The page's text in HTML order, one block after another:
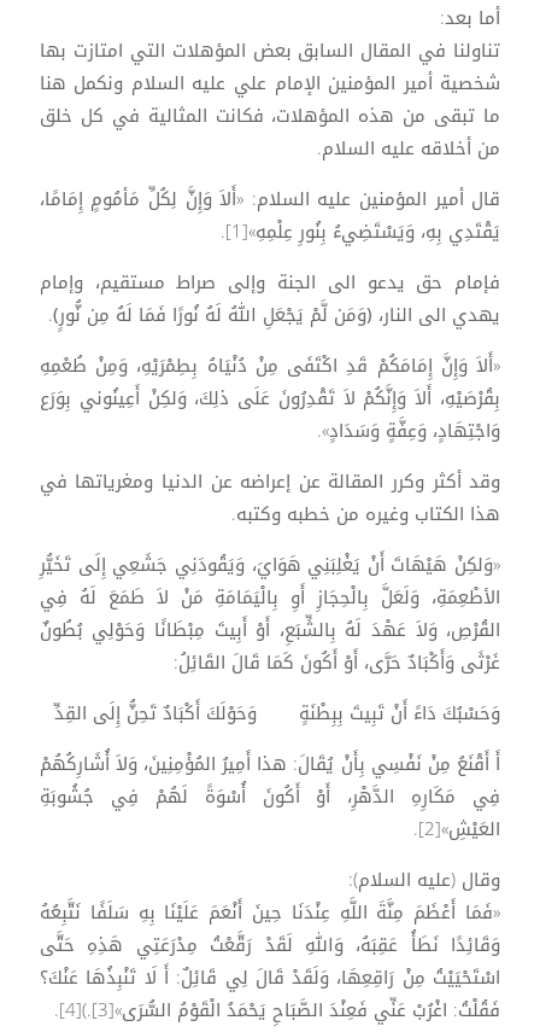
أما بعد:
تناولنا في المقال السابق بعض المؤهلات التي امتازت بها
شخصية أمير المؤمنين الإمام علي عليه السلام ونكمل هنا
ما تبقى من هذه المؤهلات، فكانت المثالية في كل خلق
من أخلاقه عليه السلام.
قال أمير المؤمنين عليه السلام: «أَلاَ وَإِنَّ لِكُلِّ مَأمُومٍ إِمَامًا،
يَقْتَدِي بِهِ، وَيَسْتَضِيءُ بِنُورِ عِلْمِهِ»[1].
فإمام حق يدعو الى الجنة وإلى صراط مستقيم، وإمام
يهدي الى النار، ﴿وَمَن لَّمْ يَجْعَلِ اللهُ لَهُ نُورًا فَمَا لَهُ مِن نُّورٍ﴾.
«أَلاَ وَإِنَّ إِمَامَكُمْ قَدِ اكْتَفَى مِنْ دُنْيَاهُ بِطِمْرَيْهِ، وَمِنْ طُعْمِهِ
بِقُرْصَيْهِ، أَلاَ وَإِنَّكُمْ لاَ تَقْدِرُونَ عَلَى ذلِكَ، وَلكِنْ أَعِينُوني بِوَرَع
وَاجْتِهَادٍ، وَعِفَّةٍ وَسَدَادٍ».
وقد أكثر وكرر المقالة عن إعراضه عن الدنيا ومغرياتها في
هذا الكتاب وغيره من خطبه وكتبه.
«وَلكِنْ هَيْهَاتَ أَنْ يَغْلِبَنِي هَوَايَ، وَيَقُودَنِي جَشَعِي إِلَى تَخَيُّرِ
الأطْعِمَةِ، وَلَعَلَّ بِالْحِجَازِ أَوِ بِالْيَمَامَةِ مَنْ لاَ طَمَعَ لَهُ فِي
القُرْصِ، وَلاَ عَهْدَ لَهُ بِالشِّبَعِ، أَوْ أَبِيتَ مِبْطَانًا وَحَوْلِي بُطُونٌ
غَرْثَى وَأَكْبَادٌ حَرَّى، أَوْ أَكُونَ كَمَا قَالَ القَائِلُ:
وَحَسْبُكَ دَاءً أَنْ تَبِيتَ بِبِطْنَةٍ وَحَوْلَكَ أَكْبَادٌ تَحِنُّ إِلَى القِدِّ
أَ أَقْنَعُ مِنْ نَفْسِي بِأَنْ يُقَالَ: هذا أَمِيرُ المُؤْمِنِينَ، وَلاَ أُشَارِكُهُمْ
فِي مَكَارِهِ الدَّهْرِ، أَوْ أَكُونَ أُسْوَةً لَهُمْ فِي جُشُوبَةِ
العَيْشِ»[2].
وقال (عليه السلام):
«فَمَا أَعْظَمَ مِنَّةَ اللَّهِ عِنْدَنَا حِينَ أَنْعَمَ عَلَيْنَا بِهِ سَلَفًا نَتَّبِعُهُ
وَقَائِدًا نَطَأُ عَقِبَهُ، وَاللهِ لَقَدْ رَقَّعْتُ مِدْرَعَتِي هَذِهِ حَتَّى
اسْتَحْيَيْتُ مِنْ رَاقِعِهَا، وَلَقَدْ قَالَ لِي قَائِلٌ: أَ لَا تَنْبِذُهَا عَنْكَ؟
فَقُلْتُ: اغْرُبْ عَنِّي فَعِنْدَ الصَّبَاحِ يَحْمَدُ الْقَوْمُ السُّرَى»[3].)[4].